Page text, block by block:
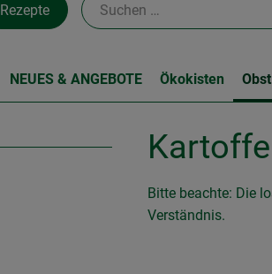
Rezepte
NEUES & ANGEBOTE Ökokisten
Bitte beachte: Die
Verständnis.